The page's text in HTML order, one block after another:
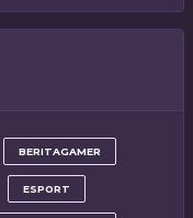
BERITAGAMER
ESPORT